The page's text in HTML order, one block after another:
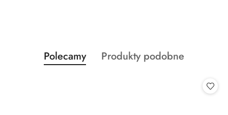
Pomiń karuzelę produktów
Produkty
o
Polecamy
Produkty
Produkty podobne